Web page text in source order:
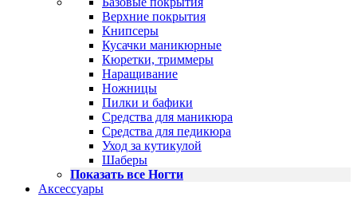
Верхние покрытия
Книпсеры
Кусачки маникюрные
Кюретки, триммеры
Наращивание
Ножницы
Пилки и бафики
Средства для маникюра
Средства для педикюра
Уход за кутикулой
Шаберы
Показать все Ногти
Аксессуары